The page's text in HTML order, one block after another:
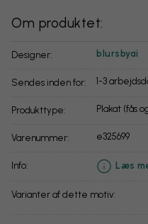
Om produktet:
Designer: blursbyai
Sendes inden for: 1-3
Produkttype: Plakat (fås
Varenummer: e325699
info: Læs
Varianter af dette motiv: